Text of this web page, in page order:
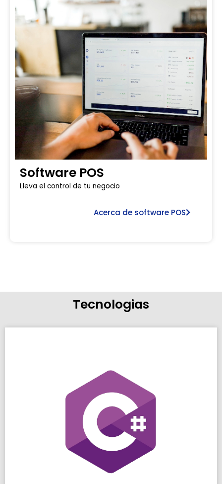
Software POS
Lleva el control de tu negocio
Acerca de software POS
Tecnologias